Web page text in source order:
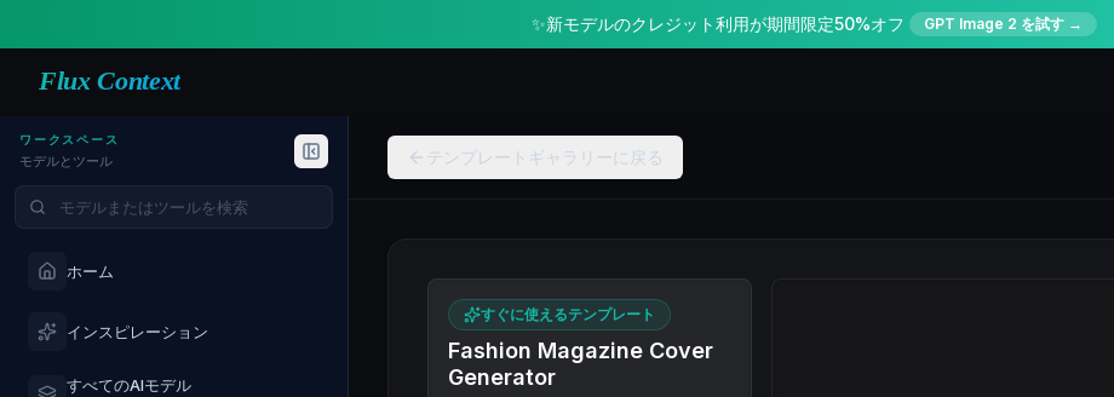
✨新モデルのクレジット利用が期間限定50%オフ GPT Image 2 を試す →
Flux Context
ワークスペース
モデルとツール
モデルやツールを検索
ホーム
インスピレーション
すべてのAIモデル
テンプレートギャラリーに戻る
すぐに使えるテンプレート
Fashion Magazine Cover
Generator